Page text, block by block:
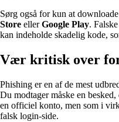
Sørg også for kun at
Store ellerGoogle Play.
kan indeholde skadelig kode,
Vær kritisk over
Phishing er en af de mest
Du modtager måske en
en officiel konto, men som i
falsk login-side.